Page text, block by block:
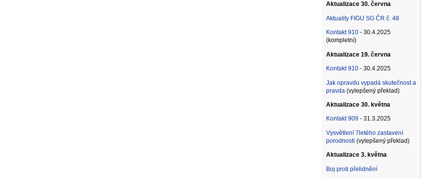
Aktualizace 30. června
Aktuality FIGU SG ČR č. 48
Kontakt 910- 30.4.2025
(kompletní)
Aktualizace 19. června
Kontakt 910- 30.4.2025
Jak opravdu vypadá skutečnost a
pravda (vylepšený překlad)
Aktualizace 30. května
Kontakt 909- 31.3.2025
Vysvětlení 7letého zastavení
porodnosti (vylepšený překlad)
Aktualizace 3. května
Boj proti přelidnění